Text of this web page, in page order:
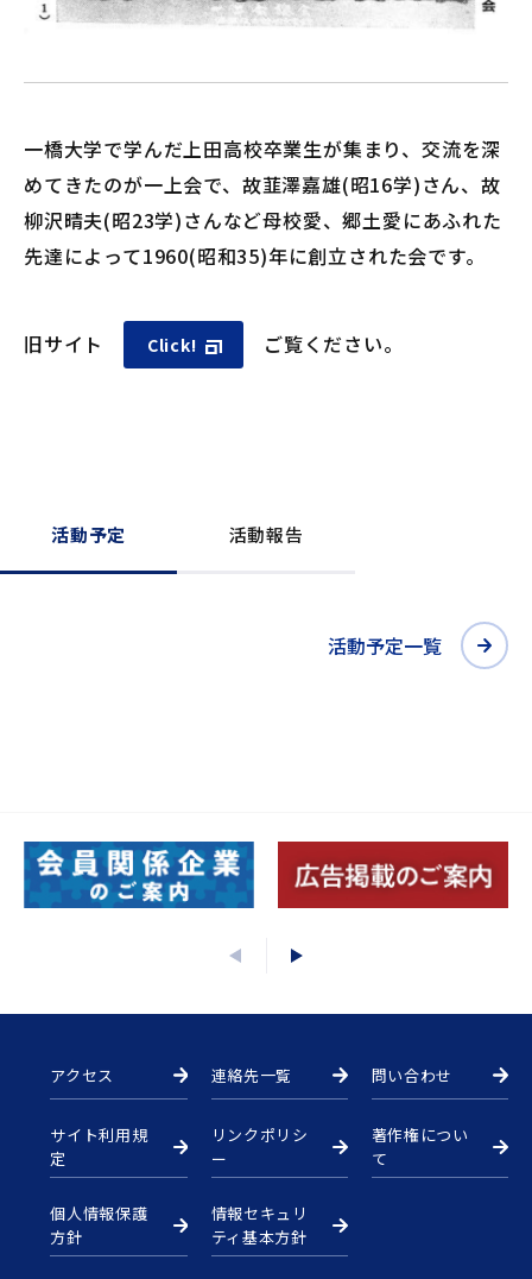
の利用に必要な大切な情報です。
いよう適切に管理してください。
を一旦停止して、ユーザー名とパスワードの変
更等の対応をお願いする場合があります。
入会手続
一橋大学で学んだ上田高校卒業生が集まり、交流を深
めてきたのが一上会で、故韮澤嘉雄(昭16学)さん、故
柳沢晴夫(昭23学)さんなど母校愛、郷土愛にあふれた
先達によって1960(昭和35)年に創立された会です。
旧サイト Click! ご覧ください。
活動予定 活動報告
活動予定一覧
アクセス 連絡先一覧 問い合わせ
サイト利用規
定
リンクポリシ
ー
著作権につい
て
個人情報保護
方針
情報セキュリ
ティ基本方針